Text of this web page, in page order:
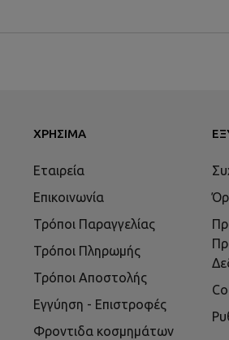
ΧΡΉΣΙΜΑ
Εταιρεία
Επικοινωνία
Τρόποι Παραγγελίας
Τρόποι Πληρωμής
Τρόποι Αποστολής
Εγγύηση - Επιστροφές
Φροντιδα κοσμημάτων